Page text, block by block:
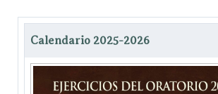
Calendario 2025-2026